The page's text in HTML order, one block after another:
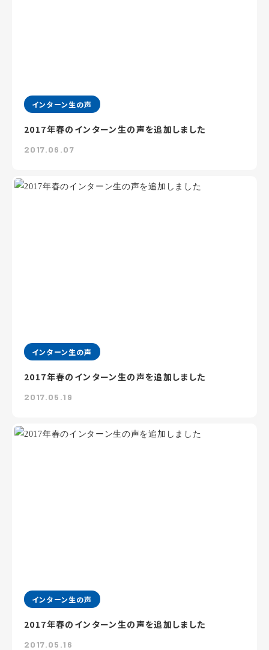
インターン生の声
2017年春のインターン生の声を追加しました
2017.06.07
インターン生の声
2017年春のインターン生の声を追加しました
2017.05.19
インターン生の声
2017年春のインターン生の声を追加しました
2017.05.16